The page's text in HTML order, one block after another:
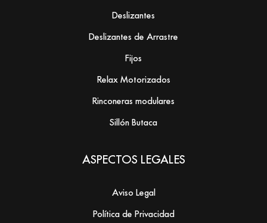
Deslizantes
Deslizantes de Arrastre
Fijos
Relax Motorizados
Rinconeras modulares
Sillón Butaca
ASPECTOS LEGALES
Aviso Legal
Política de Privacidad